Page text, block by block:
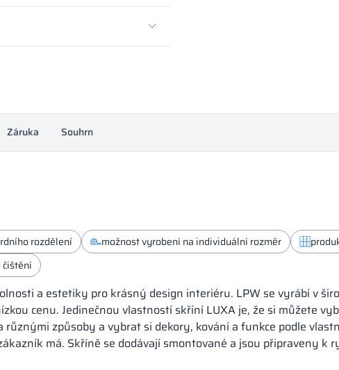
Záruka Souhrn
rozdělení možnost vyrobení na individuální rozměr
čištění
a estetiky pro krásný design interiéru. LPW se vyrábí v
cenu. Jedinečnou vlastností skříní LUXA je, že si můžete
způsoby a vybrat si dekory, kování a funkce podle
má. Skříně se dodávají smontované a jsou připraveny k